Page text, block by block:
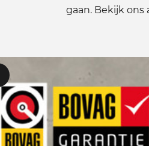
gaan. Bekijk ons